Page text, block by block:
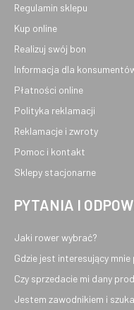
Regulamin sklepu
Kup online
Realizuj swój bon
Informacja dla
Płatności online
Polityka reklamacji
Reklamacje i zwroty
Pomoc i kontakt
Sklepy stacjonarne
PYTANIA I
Jaki rower wybrać?
Gdzie jest interesujący
Czy sprzedacie mi dany
Jestem zawodnikiem i